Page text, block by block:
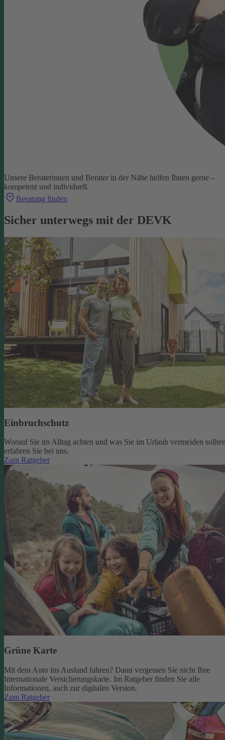
Unsere Beraterinnen und Berater in der Nähe helfen Ihnen gerne –
kompetent und individuell.
Beratung finden
Sicher unterwegs mit der DEVK
Einbruchschutz
Worauf Sie im Alltag achten und was Sie im Urlaub vermeiden
erfahren Sie bei uns.
Zum Ratgeber
Grüne Karte
Mit dem Auto ins Ausland fahren? Dann vergessen Sie nicht Ihre
Internationale Versicherungskarte. Im Ratgeber finden Sie alle
Informationen, auch zur digitalen Version.
Zum Ratgeber